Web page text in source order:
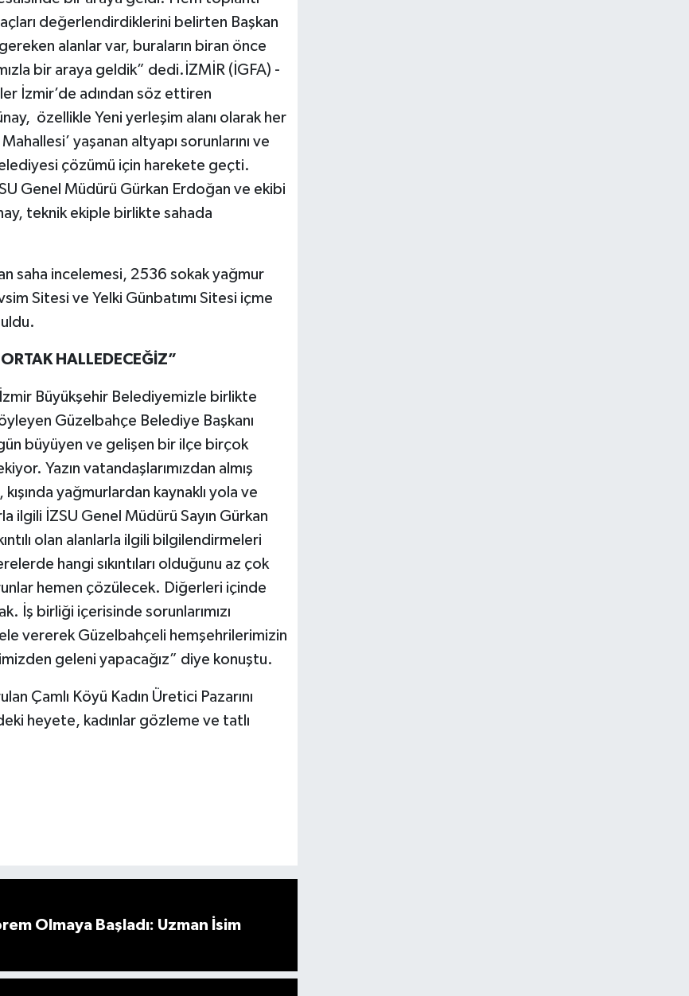
değerlendirdiklerini belirten Başkan
alanlar var, buraların biran önce
bir araya geldik” dedi.İZMİR (İGFA) -
İzmir’de adından söz ettiren
özellikle Yeni yerleşim alanı olarak her
yaşanan altyapı sorunlarını ve
çözümü için harekete geçti.
Genel Müdürü Gürkan Erdoğan ve ekibi
teknik ekiple birlikte sahada
saha incelemesi, 2536 sokak yağmur
Sitesi ve Yelki Günbatımı Sitesi içme
HALLEDECEĞİZ”
Büyükşehir Belediyemizle birlikte
Güzelbahçe Belediye Başkanı
büyüyen ve gelişen bir ilçe birçok
Yazın vatandaşlarımızdan almış
yağmurlardan kaynaklı yola ve
ilgili İZSU Genel Müdürü Sayın Gürkan
olan alanlarla ilgili bilgilendirmeleri
hangi sıkıntıları olduğunu az çok
hemen çözülecek. Diğerleri içinde
İş birliği içerisinde sorunlarımızı
vererek Güzelbahçeli hemşehrilerimizin
geleni yapacağız” diye konuştu.
Çamlı Köyü Kadın Üretici Pazarını
heyete, kadınlar gözleme ve tatlı
Olmaya Başladı: Uzman İsim